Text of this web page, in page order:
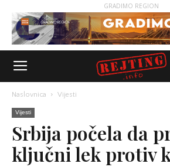
GRADIMO REGION
Naslovnica Vijesti
Vijesti
Srbija počela da
ključni lek protiv